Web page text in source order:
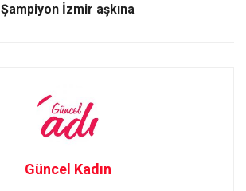
Şampiyon İzmir aşkına
Güncel Kadın